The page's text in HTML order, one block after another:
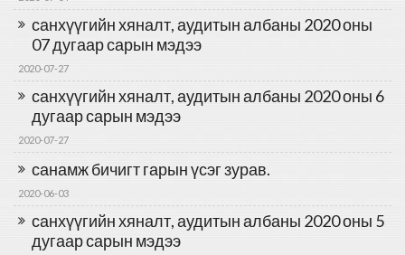
санхүүгийн хяналт, аудитын албаны 2020 оны
07 дугаар сарын мэдээ
2020-07-27
санхүүгийн хяналт, аудитын албаны 2020 оны 6
дугаар сарын мэдээ
2020-07-27
санамж бичигт гарын үсэг зурав.
2020-06-03
санхүүгийн хяналт, аудитын албаны 2020 оны 5
дугаар сарын мэдээ